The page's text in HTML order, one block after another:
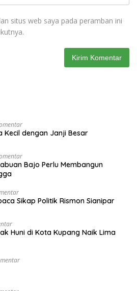
situs web saya pada peramban ini
Kecil dengan Janji Besar
Bajo Perlu Membangun
Sikap Politik Rismon Sianipar
Huni di Kota Kupang Naik Lima